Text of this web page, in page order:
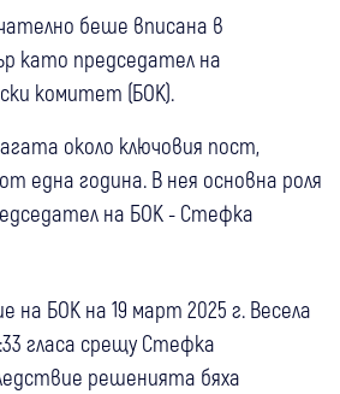
беше вписана в
като председател на
комитет (БОК).
около ключовия пост,
една година. В нея основна роля
на БОК - Стефка
на БОК на 19 март 2025 г. Весела
гласа срещу Стефка
решенията бяха